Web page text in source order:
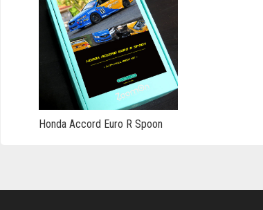
Honda Accord Euro R Spoon